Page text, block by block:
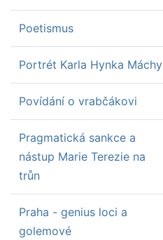
Poetismus
Portrét Karla Hynka Máchy
Povídání o vrabčákovi
Pragmatická sankce a
nástup Marie Terezie na
trůn
Praha - genius loci a
golemové